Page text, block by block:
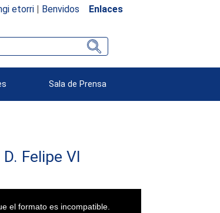
etorri| Benvidos Enlaces
Sala de Prensa
Felipe VI
el formato es incompatible.